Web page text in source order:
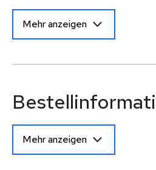
Mehr anzeigen
Mehr anzeigen